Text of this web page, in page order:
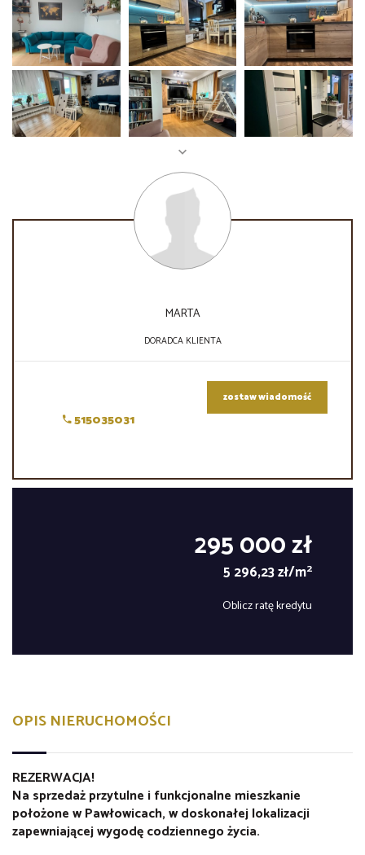
MARTA
DORADCA KLIENTA
515035031
zostaw wiadomość
295 000 zł
5 296,23 zł/m2
Oblicz ratę kredytu
OPIS NIERUCHOMOŚCI
REZERWACJA!
Na sprzedaż przytulne i funkcjonalne mieszkanie
położone w Pawłowicach, w doskonałej lokalizacji
zapewniającej wygodę codziennego życia.